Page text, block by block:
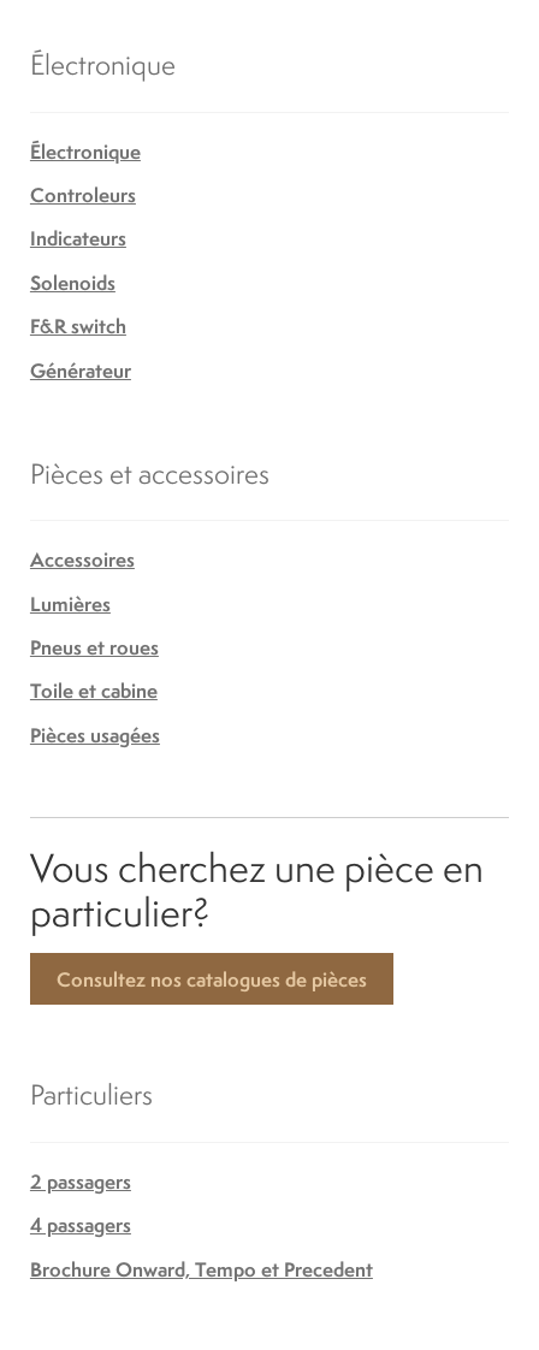
Électronique
Électronique
Controleurs
Indicateurs
Solenoids
F&R switch
Générateur
Pièces et accessoires
Accessoires
Lumières
Pneus et roues
Toile et cabine
Pièces usagées
Vous cherchez une pièce en
particulier?
Consultez nos catalogues de pièces
Particuliers
2 passagers
4 passagers
Brochure Onward, Tempo et Precedent